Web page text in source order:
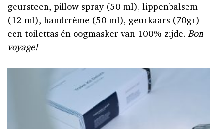
geursteen, pillow spray (50 ml), lippenbalsem
(12 ml), handcrème (50 ml), geurkaars (70gr)
een toilettas én oogmasker van 100% zijde. Bon
voyage!